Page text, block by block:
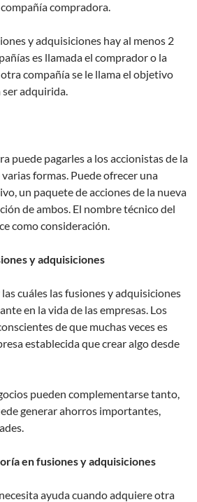
compradora.
y adquisiciones hay al menos 2
es llamada el comprador o la
compañía se le llama el objetivo
ser adquirida.
puede pagarles a los accionistas de la
formas. Puede ofrecer una
un paquete de acciones de la nueva
de ambos. El nombre técnico del
como consideración.
y adquisiciones
cuáles las fusiones y adquisiciones
en la vida de las empresas. Los
de que muchas veces es
establecida que crear algo desde
pueden complementarse tanto,
generar ahorros importantes,
en fusiones y adquisiciones
ayuda cuando adquiere otra